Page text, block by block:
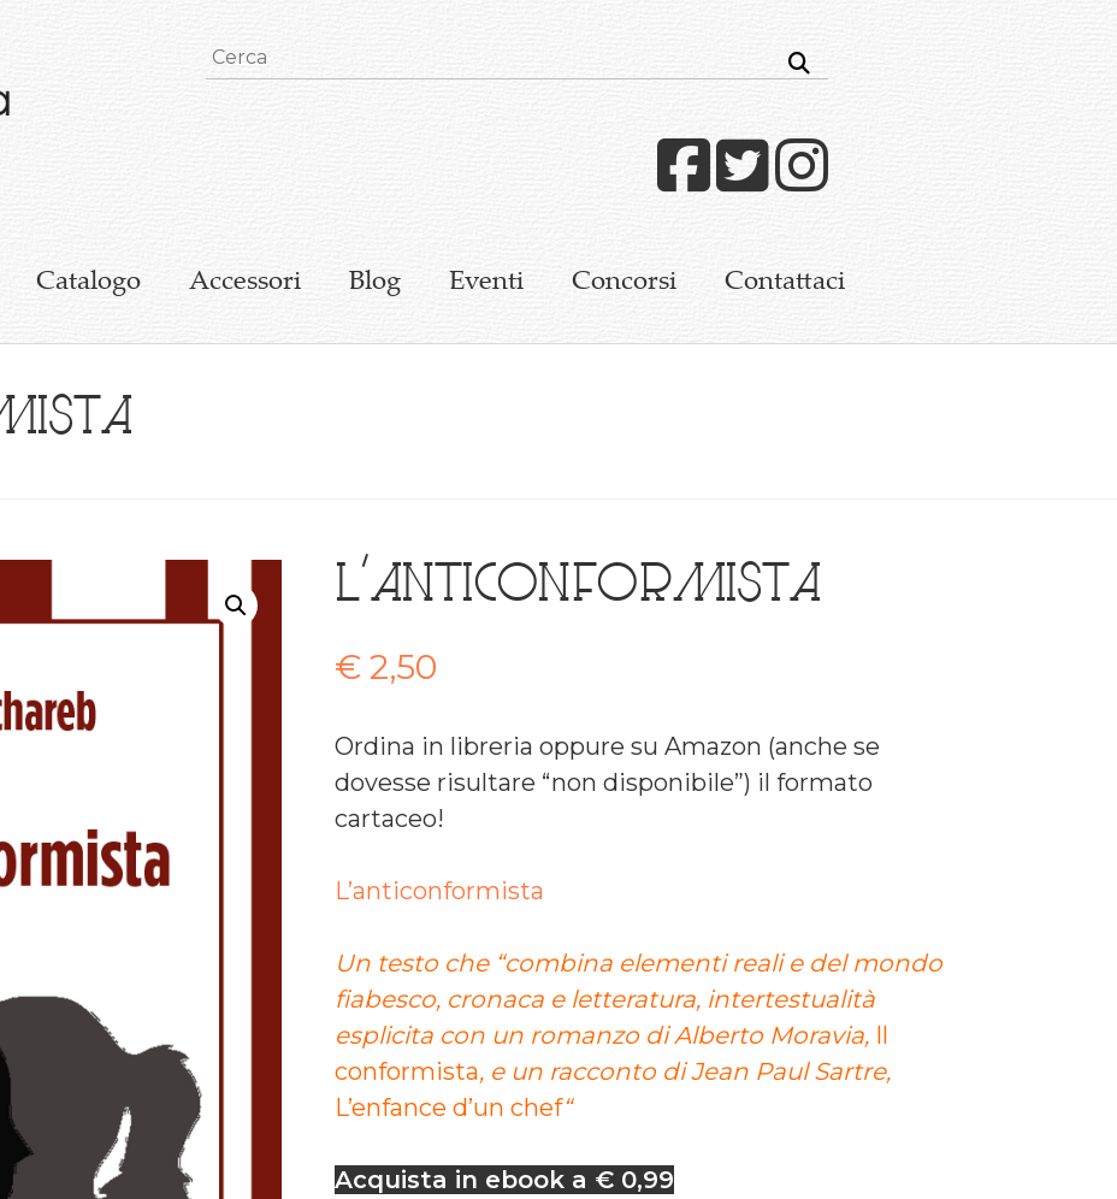
Facebook
Twitter
Catalogo Accessori Blog Eventi Concorsi Contattaci
L’anticonformista
€ 2,50
Ordina in libreria oppure su Amazon (anche se
dovesse risultare “non disponibile”) il formato
cartaceo!
L’anticonformista
Un testo che “combina elementi reali e del mondo
fiabesco, cronaca e letteratura, intertestualità
esplicita con un romanzo di Alberto Moravia, Il
conformista, e un racconto di Jean Paul Sartre,
L’enfance d’un chef“
Acquista in ebook a € 0,99